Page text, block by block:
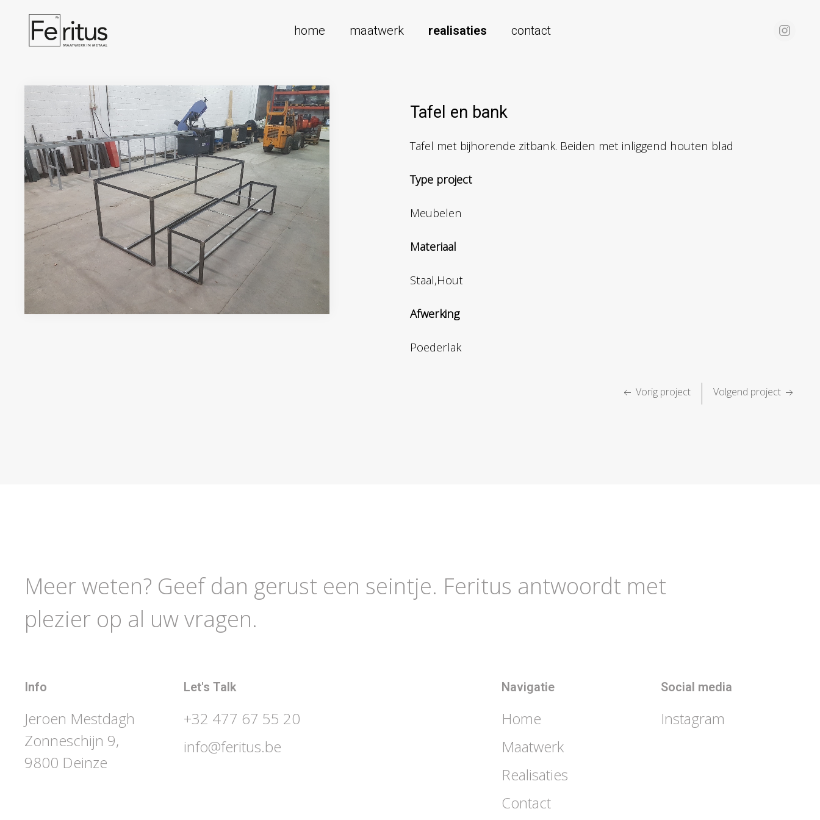
home maatwerk realisaties contact
Tafel en bank
Tafel met bijhorende zitbank. Beiden met inliggend houten blad
Type project
Meubelen
Materiaal
Staal,Hout
Afwerking
Poederlak
Vorig project | Volgend project
Meer weten? Geef dan gerust een seintje. Feritus antwoordt met
plezier op al uw vragen.
Info
Jeroen Mestdagh
Zonneschijn 9,
9800 Deinze
Let's Talk
+32 477 67 55 20
info@feritus.be
Navigatie
Home
Maatwerk
Realisaties
Contact
Social media
Instagram